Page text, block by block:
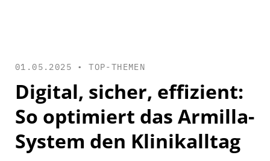
01.05.2025 •TOP-THEMEN
Digital, sicher, effizient:
So optimiert das Armilla-
System den Klinikalltag